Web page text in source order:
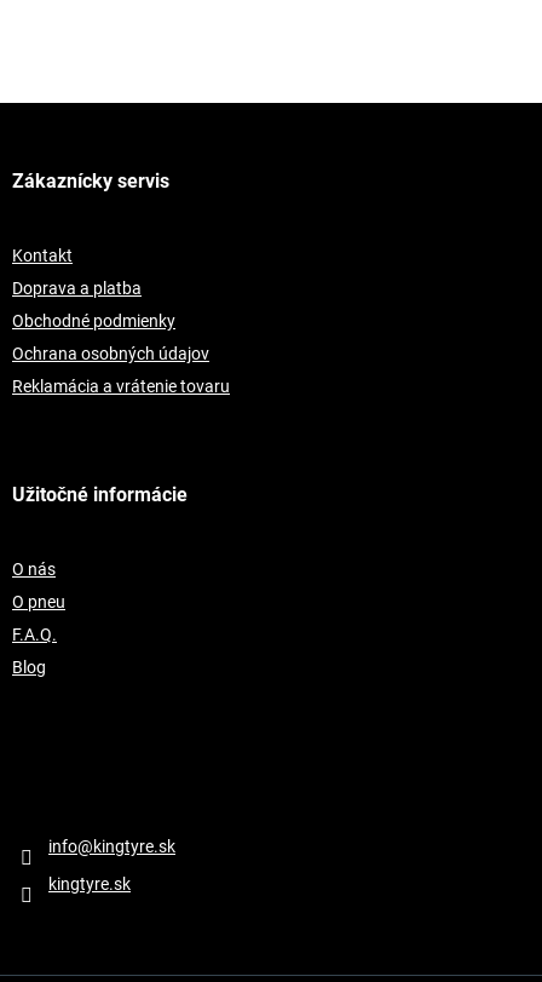
Zákaznícky servis
Kontakt
Doprava a platba
Obchodné podmienky
Ochrana osobných údajov
Reklamácia a vrátenie tovaru
Užitočné informácie
O nás
O pneu
F.A.Q.
Blog
info@kingtyre.sk
kingtyre.sk